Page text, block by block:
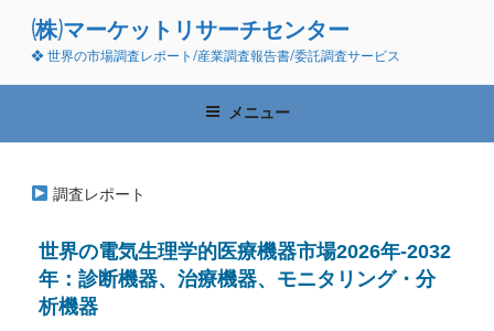
ン
(株)マーケットリサーチセンター
❖ 世界の市場調査レポート/産業調査報告書/委託調査サービス
メニュー
調査レポート
世界の電気生理学的医療機器市場2026年-2032
年：診断機器、治療機器、モニタリング・分
析機器